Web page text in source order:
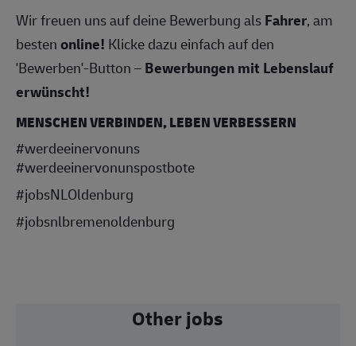
Wir freuen uns auf deine Bewerbung alsFahrer, am
bestenonline! Klicke dazu einfach auf den
'Bewerben'-Button –Bewerbungen mit Lebenslauf
erwünscht!
MENSCHEN VERBINDEN, LEBEN VERBESSERN
#werdeeinervonuns
#werdeeinervonunspostbote
#jobsNLOldenburg
#jobsnlbremenoldenburg
Other jobs